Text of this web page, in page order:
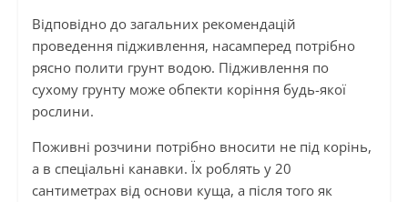
Відповідно до загальних рекомендацій
проведення підживлення, насамперед потрібно
рясно полити грунт водою. Підживлення по
сухому грунту може обпекти коріння будь-якої
рослини.
Поживні розчини потрібно вносити не під корінь,
а в спеціальні канавки. Їх роблять у 20
сантиметрах від основи куща, а після того як